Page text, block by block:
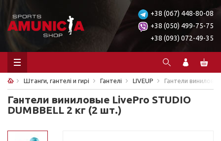
+38 (067) 448-80-08
+38 (050) 499-75-75
+38 (093) 072-49-35
Штанги, гантелі и гирі Гантелі LIVEUP Гантели
Гантели виниловые LivePro STUDIO
DUMBBELL 2 кг (2 шт.)